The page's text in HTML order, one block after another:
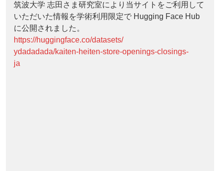
筑波大学 志田さま研究室により当サイトをご利用して
いただいた情報を学術利用限定で Hugging Face Hub
に公開されました。
https://huggingface.co/datasets/
ydadadada/kaiten-heiten-store-openings-closings-
ja